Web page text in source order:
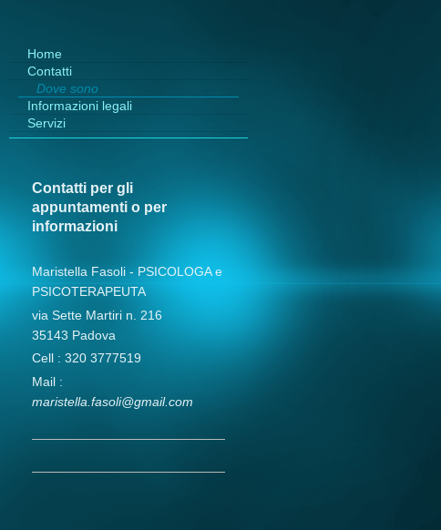
Home
Contatti
Dove sono
Informazioni legali
Servizi
Contatti per gli
appuntamenti o per
informazioni
Maristella Fasoli - PSICOLOGA e
PSICOTERAPEUTA
via Sette Martiri n. 216
35143 Padova
Cell : 320 3777519
Mail :
maristella.fasoli@gmail.com